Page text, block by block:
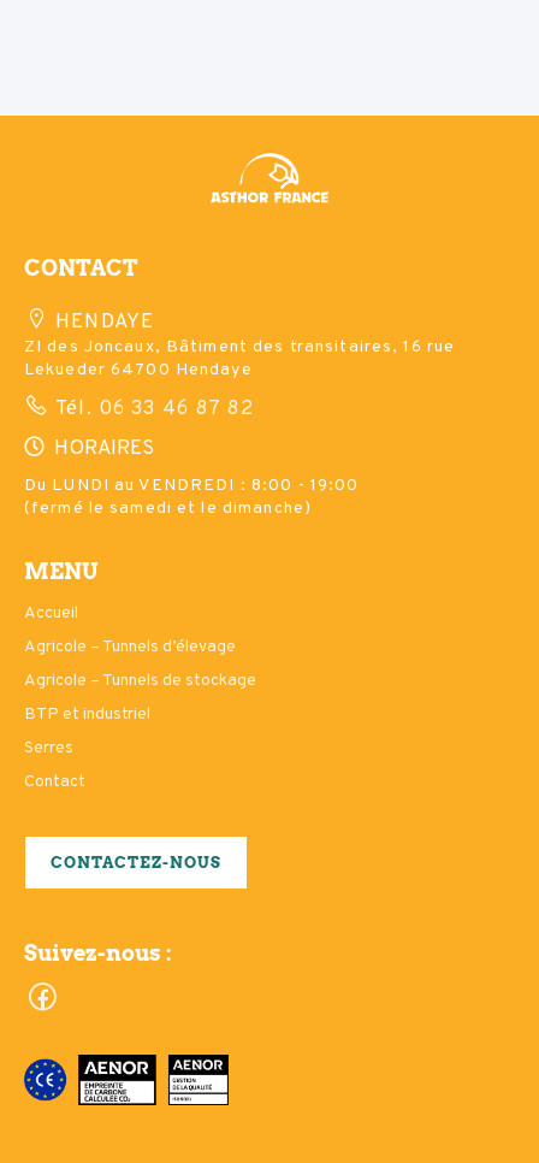
CONTACT
HENDAYE
ZI des Joncaux, Bâtiment des transitaires, 16 rue
Lekueder 64700 Hendaye
Tél. 06 33 46 87 82
HORAIRES
Du LUNDI au VENDREDI : 8:00 - 19:00
(fermé le samedi et le dimanche)
MENU
Accueil
Agricole – Tunnels d’élevage
Agricole – Tunnels de stockage
BTP et industriel
Serres
Contact
CONTACTEZ-NOUS
Suivez-nous :